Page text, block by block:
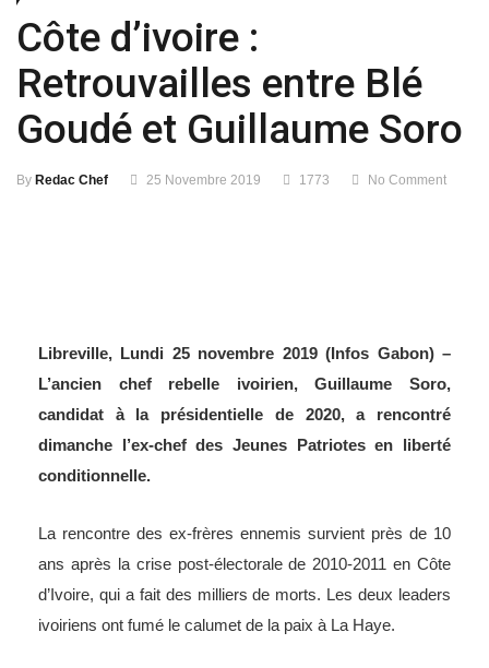
Côte d’ivoire :
Retrouvailles entre Blé
Goudé et Guillaume Soro
By Redac Chef 25 Novembre 2019 1773 No Comment
Libreville, Lundi 25 novembre 2019 (Infos Gabon) –
L’ancien chef rebelle ivoirien, Guillaume Soro,
candidat à la présidentielle de 2020, a rencontré
dimanche l’ex-chef des Jeunes Patriotes en liberté
conditionnelle.
La rencontre des ex-frères ennemis survient près de 10
ans après la crise post-électorale de 2010-2011 en Côte
d’Ivoire, qui a fait des milliers de morts. Les deux leaders
ivoiriens ont fumé le calumet de la paix à La Haye.